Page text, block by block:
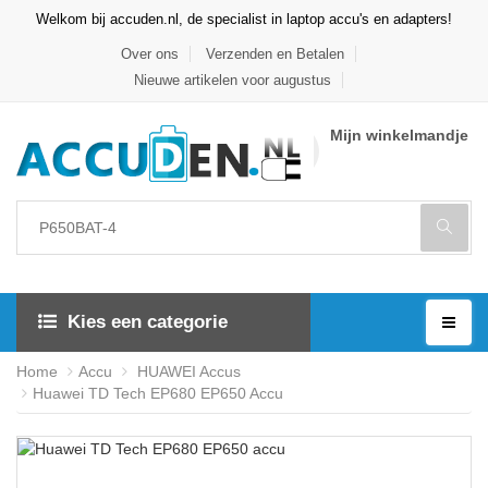
Welkom bij accuden.nl, de specialist in laptop accu's en adapters!
Over ons
Verzenden en Betalen
Nieuwe artikelen voor augustus
Mijn winkelmandje
Kies een categorie
Home Accu
HUAWEI Accus
Huawei TD Tech EP680 EP650 Accu